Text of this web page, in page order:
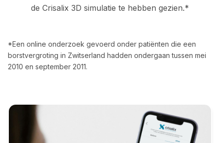
de Crisalix 3D simulatie te hebben gezien.*
*Een online onderzoek gevoerd onder patiënten die een
borstvergroting in Zwitserland hadden ondergaan tussen mei
2010 en september 2011.